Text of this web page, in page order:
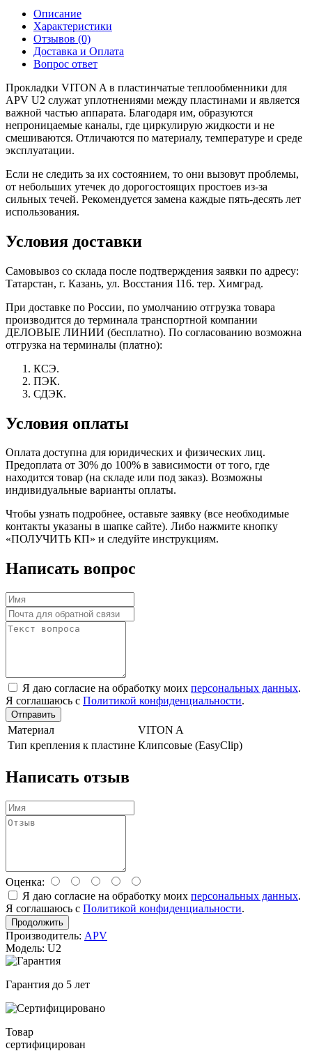
Описание
Характеристики
Отзывов (0)
Доставка и Оплата
Вопрос ответ
Прокладки VITON A в пластинчатые теплообменники для
APV U2 служат уплотнениями между пластинами и является
важной частью аппарата. Благодаря им, образуются
непроницаемые каналы, где циркулирую жидкости и не
смешиваются. Отличаются по материалу, температуре и среде
эксплуатации.
Если не следить за их состоянием, то они вызовут проблемы,
от небольших утечек до дорогостоящих простоев из-за
сильных течей. Рекомендуется замена каждые пять-десять лет
использования.
Условия доставки
Самовывоз со склада после подтверждения заявки по адресу:
Татарстан, г. Казань, ул. Восстания 116. тер. Химград.
При доставке по России, по умолчанию отгрузка товара
производится до терминала транспортной компании
ДЕЛОВЫЕ ЛИНИИ (бесплатно). По согласованию возможна
отгрузка на терминалы (платно):
КСЭ.
ПЭК.
СДЭК.
Условия оплаты
Оплата доступна для юридических и физических лиц.
Предоплата от 30% до 100% в зависимости от того, где
находится товар (на складе или под заказ). Возможны
индивидуальные варианты оплаты.
Чтобы узнать подробнее, оставьте заявку (все необходимые
контакты указаны в шапке сайте). Либо нажмите кнопку
«ПОЛУЧИТЬ КП» и следуйте инструкциям.
Написать вопрос
Я даю согласие на обработку моих персональных данных.
Я соглашаюсь с Политикой конфиденциальности.
Отправить
Материал
VITON A
Тип крепления к пластине Клипсовые (EasyClip)
Написать отзыв
Оценка:
Я даю согласие на обработку моих персональных данных.
Я соглашаюсь с Политикой конфиденциальности.
Продолжить
Производитель: APV
Модель: U2
Гарантия до 5 лет
Товар
сертифицирован